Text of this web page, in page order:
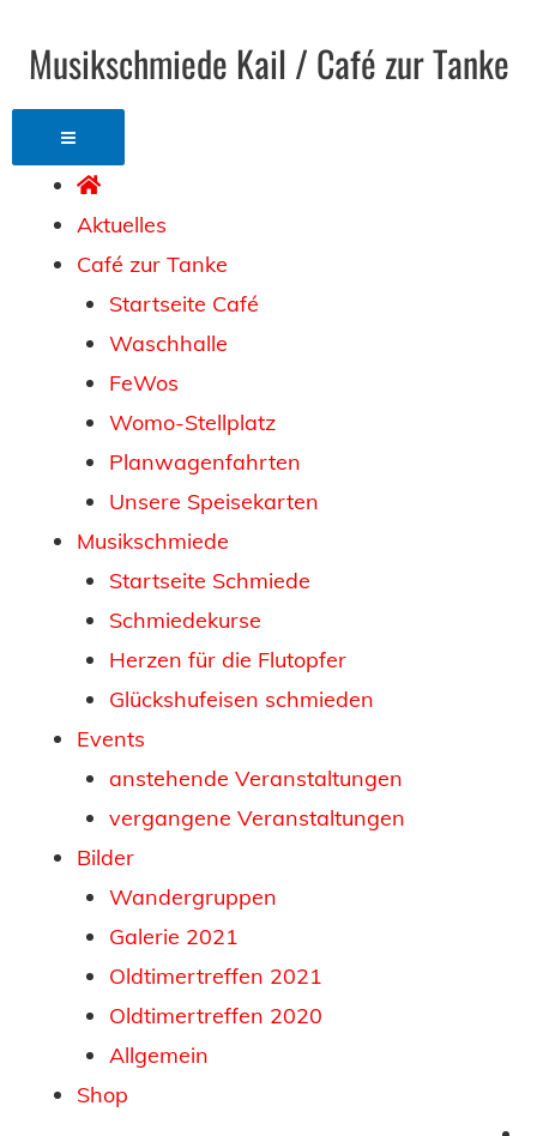
Musikschmiede Kail / Café zur Tanke
Aktuelles
Café zur Tanke
Startseite Café
Waschhalle
FeWos
Womo-Stellplatz
Planwagenfahrten
Unsere Speisekarten
Musikschmiede
Startseite Schmiede
Schmiedekurse
Herzen für die Flutopfer
Glückshufeisen schmieden
Events
anstehende Veranstaltungen
vergangene Veranstaltungen
Bilder
Wandergruppen
Galerie 2021
Oldtimertreffen 2021
Oldtimertreffen 2020
Allgemein
Shop